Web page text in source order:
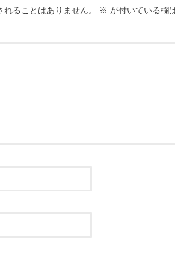
ることはありません。 ※ が付いている欄